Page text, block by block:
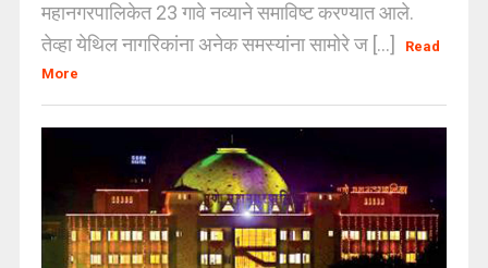
महानगरपालिकेत 23 गावे नव्याने समाविष्ट करण्यात आले.
तेव्हा येथिल नागरिकांना अनेक समस्यांना सामोरे ज [...]
Read
More